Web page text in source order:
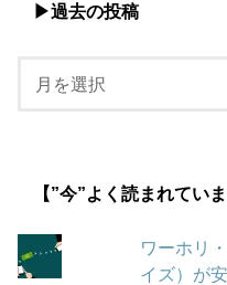
▶︎過去の投稿
【”今”よく読まれていま
ワーホリ
イズ）が